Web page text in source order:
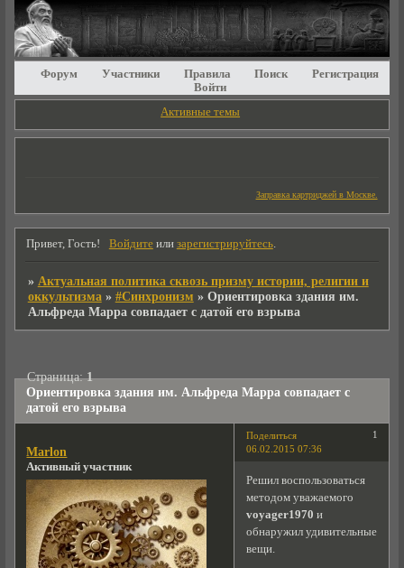
Форум Участники Правила Поиск
Регистрация
Войти
Активные темы
Заправка картриджей в Москве.
Привет, Гость! Войдитеили зарегистрируйтесь.
» Актуальная политика сквозь призму истории, религии и
оккультизма » #Синхронизм » Ориентировка здания им.
Альфреда Марра совпадает с датой его взрыва
Ориентировка здания им. Альфреда Марра совпадает с
датой его взрыва
Страница:1
Поделиться
1
06.02.2015 07:36
Marlon
Активный участник
Решил воспользоваться
методом уважаемого
voyager1970 и
обнаружил удивительные
вещи.